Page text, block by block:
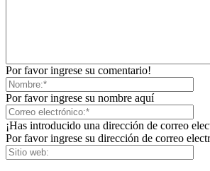
Por favor ingrese su comentario!
Por favor ingrese su nombre aquí
¡Has introducido una dirección de correo
Por favor ingrese su dirección de correo